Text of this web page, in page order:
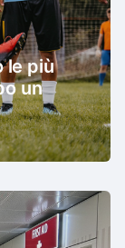
le più
un